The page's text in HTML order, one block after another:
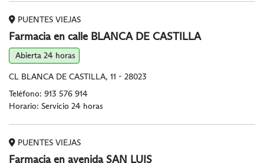
PUENTES VIEJAS
Farmacia en calle BLANCA DE CASTILLA
Abierta 24 horas
CL BLANCA DE CASTILLA, 11 - 28023
Teléfono: 913 576 914
Horario: Servicio 24 horas
PUENTES VIEJAS
Farmacia en avenida SAN LUIS